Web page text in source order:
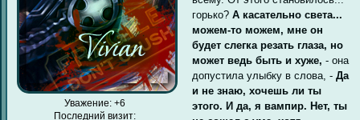
Уважение: +6
Последний визит:
горько?А касательно света...
можем-то можем, мне он
будет слегка резать глаза, но
может ведь быть и хуже, - она
допустила улыбку в слова, -Да
и не знаю, хочешь ли ты
этого. И да, я вампир. Нет, ты